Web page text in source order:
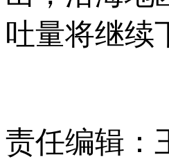
吐量将继续
责任编辑：